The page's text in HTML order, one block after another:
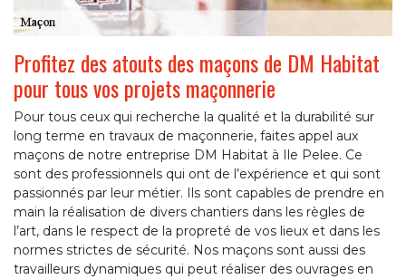
Profitez des atouts des maçons de DM Habitat
pour tous vos projets maçonnerie
Pour tous ceux qui recherche la qualité et la durabilité sur
long terme en travaux de maçonnerie, faites appel aux
maçons de notre entreprise DM Habitat à Ile Pelee. Ce
sont des professionnels qui ont de l’expérience et qui sont
passionnés par leur métier. Ils sont capables de prendre en
main la réalisation de divers chantiers dans les règles de
l’art, dans le respect de la propreté de vos lieux et dans les
normes strictes de sécurité. Nos maçons sont aussi des
travailleurs dynamiques qui peut réaliser des ouvrages en